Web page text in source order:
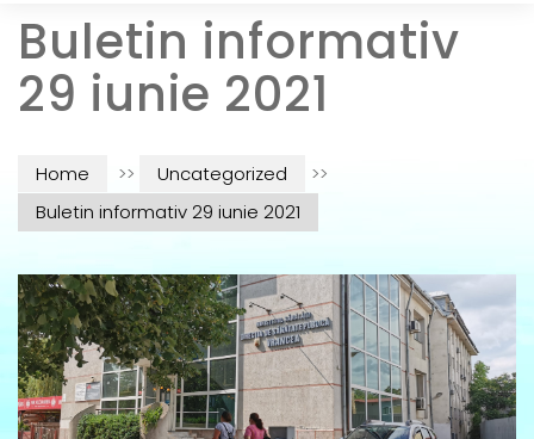
Buletin informativ
29 iunie 2021
Home >> Uncategorized
>>
Buletin informativ 29 iunie 2021